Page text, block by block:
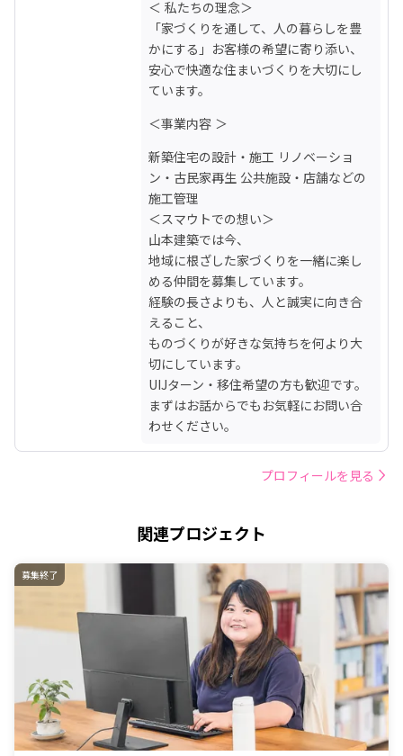
＜ 私たちの理念＞
「家づくりを通して、人の暮らしを豊
かにする」お客様の希望に寄り添い、
安心で快適な住まいづくりを大切にし
ています。
＜事業内容 ＞
新築住宅の設計・施工 リノベーショ
ン・古民家再生 公共施設・店舗などの
施工管理
＜スマウトでの想い＞
山本建築では今、
地域に根ざした家づくりを一緒に楽し
める仲間を募集しています。
経験の長さよりも、人と誠実に向き合
えること、
ものづくりが好きな気持ちを何より大
切にしています。
UIJターン・移住希望の方も歓迎です。
まずはお話からでもお気軽にお問い合
わせください。
プロフィールを見る
関連プロジェクト
募集終了